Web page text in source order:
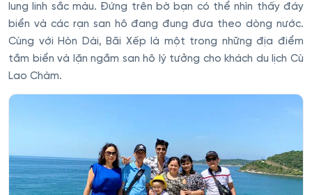
lung linh sắc màu. Đứng trên bờ bạn có thể nhìn thấy đáy
biển và các rạn san hô đang đung đưa theo dòng nước.
Cùng với Hòn Dài, Bãi Xếp là một trong những địa điểm
tắm biển và lặn ngắm san hô lý tưởng cho khách du lịch Cù
Lao Chàm.